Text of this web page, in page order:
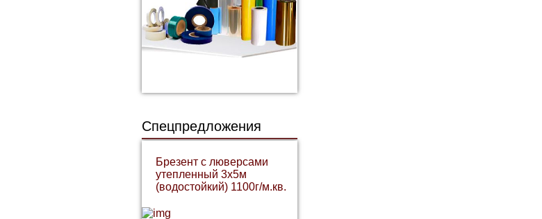
Спецпредложения
Брезент с люверсами
утепленный 3х5м
(водостойкий) 1100г/м.кв.